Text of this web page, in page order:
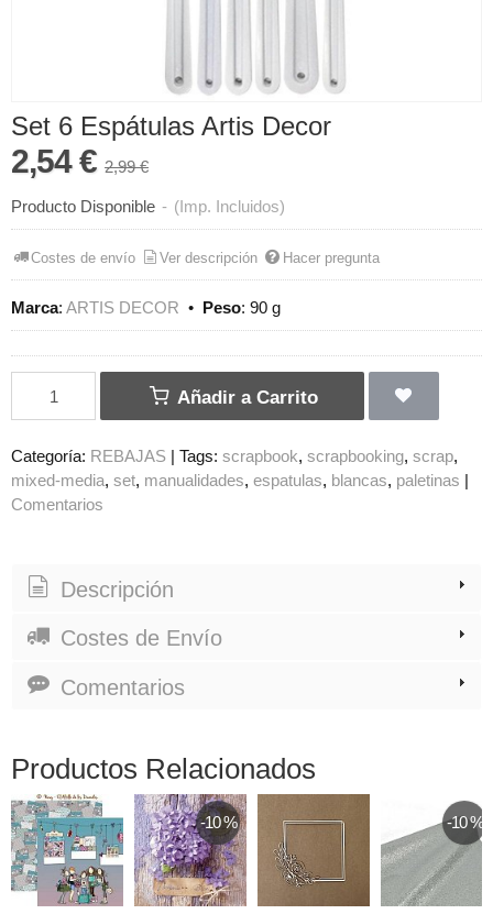
Set 6 Espátulas Artis Decor
2,54 € 2,99 €
Producto Disponible - (Imp. Incluidos)
Costes de envío Ver descripción Hacer pregunta
Marca: ARTIS DECOR • Peso: 90 g
Añadir a Carrito
Categoría: REBAJAS Tags: scrapbook scrapbooking scrap
mixed-media set manualidades espatulas blancas paletinas
Comentarios
Descripción
Costes de Envío
Comentarios
Productos Relacionados
-10 % -10 %